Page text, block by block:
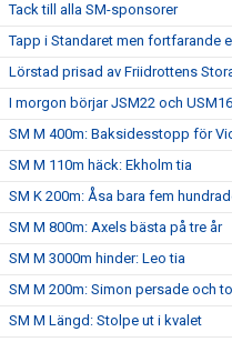
Tack till alla SM-sponsorer
Tapp i Standaret men fortfarande
Lörstad prisad av Friidrottens
I morgon börjar JSM22 och
SM M 400m: Baksidesstopp för
SM M 110m häck: Ekholm tia
SM K 200m: Åsa bara fem
SM M 800m: Axels bästa på tre år
SM M 3000m hinder: Leo tia
SM M 200m: Simon persade och
SM M Längd: Stolpe ut i kvalet